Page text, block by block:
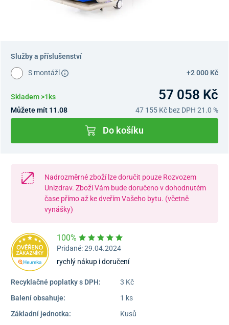
Služby a příslušenství
S montáží +2 000 Kč
Skladem >1ks 57 058 Kč
Můžete mít 11.08 47 155 Kč bez DPH 21.0 %
Do košíku
Nadrozměrné zboží lze doručit pouze Rozvozem
Unizdrav. Zboží Vám bude doručeno v dohodnutém
čase přímo až ke dveřím Vašeho bytu. (včetně
vynášky)
100%
Pridané: 29.04.2024
rychlý nákup i doručení
Recyklačné poplatky s DPH:
3 Kč
Balení obsahuje:
1 ks
Základní jednotka:
Kusů